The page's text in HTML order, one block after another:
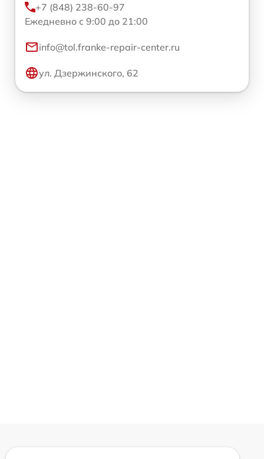
+7 (848) 238-60-97
Ежедневно с 9:00 до 21:00
info@tol.franke-repair-center.ru
ул. Дзержинского, 62